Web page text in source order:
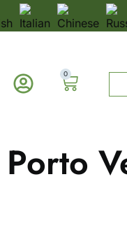
0